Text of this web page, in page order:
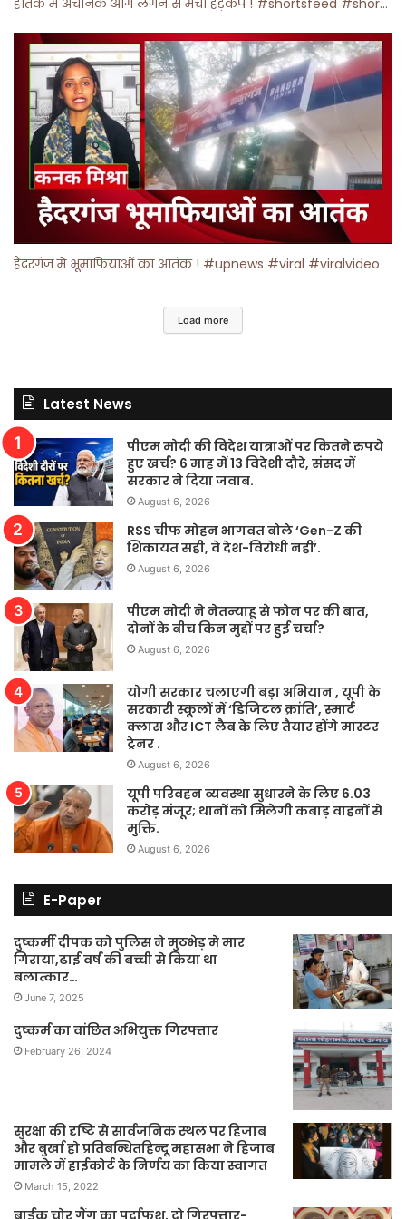
होतक में अचानक आग लगने से मचा हड़कंप ! #shortsfeed #shorts #viralshorts
हैदरगंज में भूमाफियाओं का आतंक ! #upnews #viral #viralvideo
Load more
Latest News
पीएम मोदी की विदेश यात्राओं पर कितने रुपये
हुए खर्च? 6 माह में 13 विदेशी दौरे, संसद में
सरकार ने दिया जवाब.
August 6, 2026
RSS चीफ मोहन भागवत बोले ‘Gen-Z की
शिकायत सही, वे देश-विरोधी नहीं’.
August 6, 2026
पीएम मोदी ने नेतन्याहू से फोन पर की बात,
दोनों के बीच किन मुद्दों पर हुई चर्चा?
August 6, 2026
योगी सरकार चलाएगी बड़ा अभियान , यूपी के
सरकारी स्कूलों में ‘डिजिटल क्रांति’, स्मार्ट
क्लास और ICT लैब के लिए तैयार होंगे मास्टर
ट्रेनर .
August 6, 2026
यूपी परिवहन व्यवस्था सुधारने के लिए 6.03
करोड़ मंजूर; थानों को मिलेगी कबाड़ वाहनों से
मुक्ति.
August 6, 2026
E-Paper
दुष्कर्मी दीपक को पुलिस ने मुठभेड़ मे मार
गिराया,ढाई वर्ष की बच्ची से किया था
बलात्कार…
June 7, 2025
दुष्कर्म का वांछित अभियुक्त गिरफ्तार
February 26, 2024
सुरक्षा की दृष्टि से सार्वजनिक स्थल पर हिजाब
और बुर्खा हो प्रतिबन्धितहिन्दू महासभा ने हिजाब
मामले में हाईकोर्ट के निर्णय का किया स्वागत
March 15, 2022
बाईक चोर गैंग का पर्दाफश, दो गिरफ्तार-